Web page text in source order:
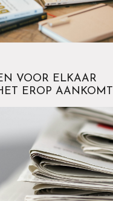
VOOR ELKAAR
EROP AANKOMT